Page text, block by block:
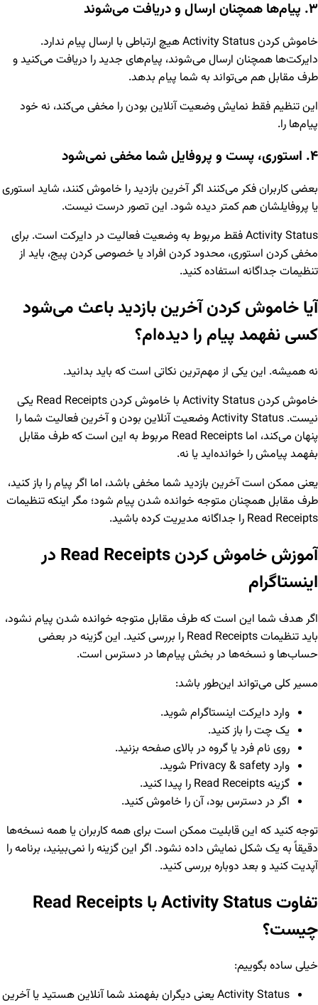
۳. پیام‌ها همچنان ارسال و دریافت می‌شوند
خاموش کردن Activity Status هیچ ارتباطی با ارسال پیام ندارد.
دایرکت‌ها همچنان ارسال می‌شوند، پیام‌های جدید را دریافت می‌کنید و
طرف مقابل هم می‌تواند به شما پیام بدهد.
این تنظیم فقط نمایش وضعیت آنلاین بودن را مخفی می‌کند، نه خود
پیام‌ها را.
۴. استوری، پست و پروفایل شما مخفی نمی‌شود
بعضی کاربران فکر می‌کنند اگر آخرین بازدید را خاموش کنند، شاید استوری
یا پروفایلشان هم کمتر دیده شود. این تصور درست نیست.
Activity Status فقط مربوط به وضعیت فعالیت در دایرکت است. برای
مخفی کردن استوری، محدود کردن افراد یا خصوصی کردن پیج، باید از
تنظیمات جداگانه استفاده کنید.
آیا خاموش کردن آخرین بازدید باعث می‌شود
کسی نفهمد پیام را دیده‌ام؟
نه همیشه. این یکی از مهم‌ترین نکاتی است که باید بدانید.
خاموش کردن Activity Status با خاموش کردن Read Receipts یکی
نیست. Activity Status وضعیت آنلاین بودن و آخرین فعالیت شما را
پنهان می‌کند، اما Read Receipts مربوط به این است که طرف مقابل
بفهمد پیامش را خوانده‌اید یا نه.
یعنی ممکن است آخرین بازدید شما مخفی باشد، اما اگر پیام را باز کنید،
طرف مقابل همچنان متوجه خوانده شدن پیام شود؛ مگر اینکه تنظیمات
Read Receipts را جداگانه مدیریت کرده باشید.
آموزش خاموش کردن Read Receipts در
اینستاگرام
اگر هدف شما این است که طرف مقابل متوجه خوانده شدن پیام نشود،
باید تنظیمات Read Receipts را بررسی کنید. این گزینه در بعضی
حساب‌ها و نسخه‌ها در بخش پیام‌ها در دسترس است.
مسیر کلی می‌تواند این‌طور باشد:
وارد دایرکت اینستاگرام شوید.
یک چت را باز کنید.
روی نام فرد یا گروه در بالای صفحه بزنید.
وارد Privacy & safety شوید.
گزینه Read Receipts را پیدا کنید.
اگر در دسترس بود، آن را خاموش کنید.
توجه کنید که این قابلیت ممکن است برای همه کاربران یا همه نسخه‌ها
دقیقاً به یک شکل نمایش داده نشود. اگر این گزینه را نمی‌بینید، برنامه را
آپدیت کنید و بعد دوباره بررسی کنید.
تفاوت Activity Status با Read Receipts
چیست؟
خیلی ساده بگوییم:
Activity Status یعنی دیگران بفهمند شما آنلاین هستید یا آخرین